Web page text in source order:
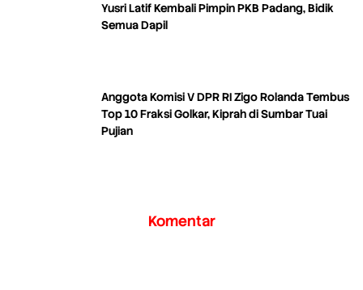
Yusri Latif Kembali Pimpin PKB Padang, Bidik
Semua Dapil
Anggota Komisi V DPR RI Zigo Rolanda Tembus
Top 10 Fraksi Golkar, Kiprah di Sumbar Tuai
Pujian
Komentar